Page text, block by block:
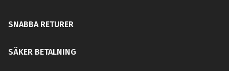
SNABBA RETURER
SÄKER BETALNING